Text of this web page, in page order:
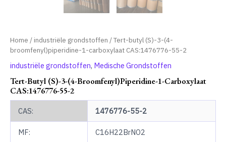
Home /industriële grondstoffen / Tert-butyl (S)-3-(4-
broomfenyl)piperidine-1-carboxylaat CAS:1476776-55-2
industriële grondstoffen, Medische Grondstoffen
Tert-Butyl (S)-3-(4-Broomfenyl)piperidine-1-Carboxylaat
CAS:1476776-55-2
CAS: 1476776-55-2
MF: C16H22BrNO2